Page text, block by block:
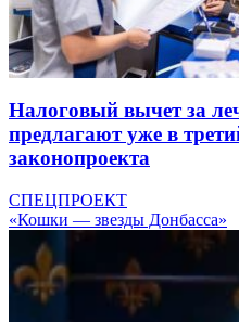
Налоговый вычет за
предлагают уже в
законопроекта
СПЕЦПРОЕКТ
«Кошки — звезды Донбасса»